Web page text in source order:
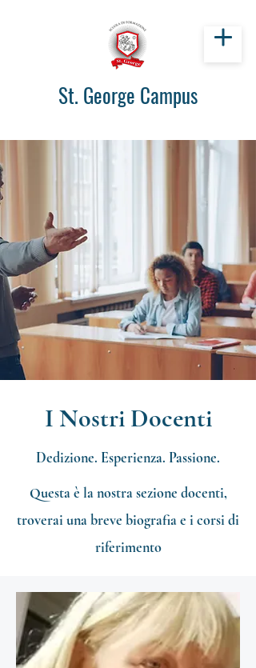
St. George Campus
I Nostri Docenti
Dedizione. Esperienza. Passione.
Questa è la nostra sezione docenti,
troverai una breve biografia e i corsi di
riferimento